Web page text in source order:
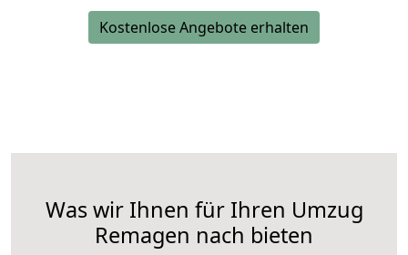
Kostenlose Angebote erhalten
Was wir Ihnen für Ihren Umzug
Remagen nach bieten